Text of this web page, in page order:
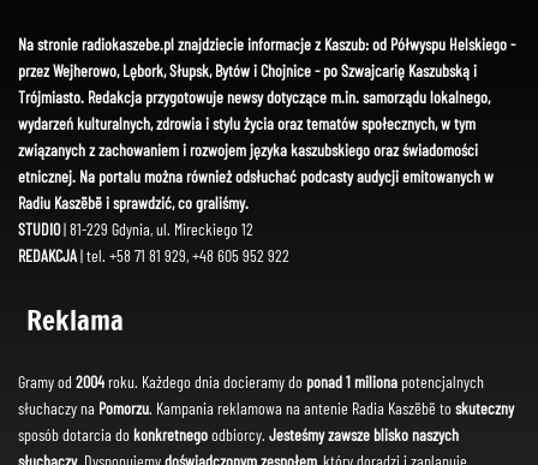
Na stronie radiokaszebe.pl znajdziecie informacje z Kaszub: od Półwyspu Helskiego -
przez Wejherowo, Lębork, Słupsk, Bytów i Chojnice - po Szwajcarię Kaszubską i
Trójmiasto. Redakcja przygotowuje newsy dotyczące m.in. samorządu lokalnego,
wydarzeń kulturalnych, zdrowia i stylu życia oraz tematów społecznych, w tym
związanych z zachowaniem i rozwojem języka kaszubskiego oraz świadomości
etnicznej. Na portalu można również odsłuchać podcasty audycji emitowanych w
Radiu Kaszëbë i sprawdzić, co graliśmy.
STUDIO| 81-229 Gdynia, ul. Mireckiego 12
REDAKCJA| tel. +58 71 81 929, +48 605 952 922
Reklama
Gramy od 2004roku. Każdego dnia docieramy do ponad 1 miliona potencjalnych
słuchaczy na Pomorzu. Kampania reklamowa na antenie Radia Kaszëbë toskuteczny
sposób dotarcia dokonkretnegoodbiorcy. Jesteśmy zawsze blisko naszych
słuchaczy. Dysponujemydoświadczonym zespołem, który doradzi i zaplanuje